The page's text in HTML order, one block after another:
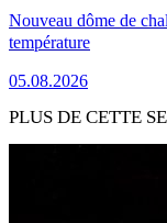
Nouveau dôme de
température
05.08.2026
PLUS DE CETTE